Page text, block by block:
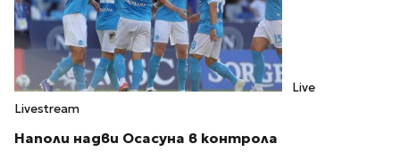
Live
Livestream
Наполи надви Осасуна в контрола